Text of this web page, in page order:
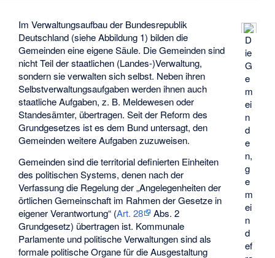
D
ie
G
e
m
ei
n
d
e
n,
g
e
m
ei
n
d
ef
Im Verwaltungsaufbau der Bundesrepublik
Deutschland (siehe Abbildung 1) bilden die
Gemeinden eine eigene Säule. Die Gemeinden sind
nicht Teil der staatlichen (Landes-)Verwaltung,
sondern sie verwalten sich selbst. Neben ihren
Selbstverwaltungsaufgaben werden ihnen auch
staatliche Aufgaben, z. B. Meldewesen oder
Standesämter, übertragen. Seit der Reform des
Grundgesetzes ist es dem Bund untersagt, den
Gemeinden weitere Aufgaben zuzuweisen.
Gemeinden sind die territorial definierten Einheiten
des politischen Systems, denen nach der
Verfassung die Regelung der „Angelegenheiten der
örtlichen Gemeinschaft im Rahmen der Gesetze in
eigener Verantwortung“ (Art. 28
Abs. 2
Grundgesetz) übertragen ist. Kommunale
Parlamente und politische Verwaltungen sind als
formale politische Organe für die Ausgestaltung